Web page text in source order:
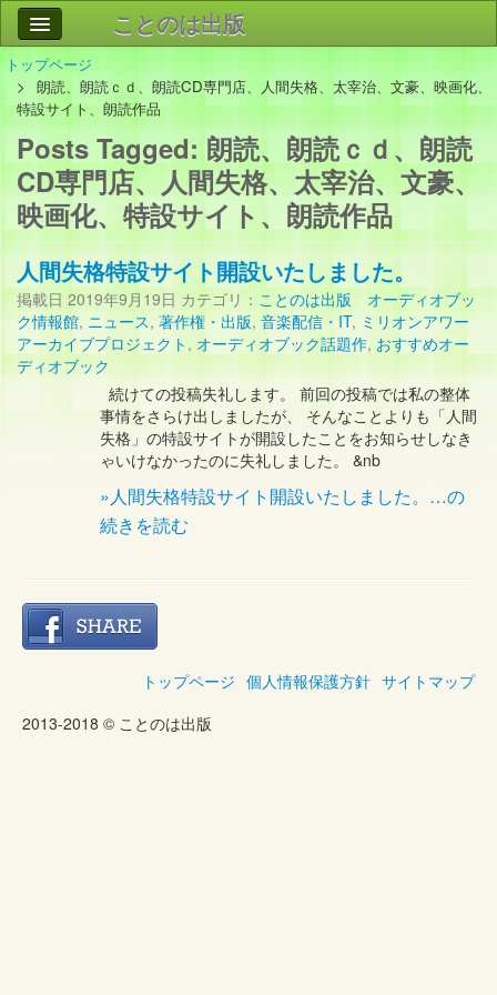
ことのは出版
会社情報
お問い合わせ
トップページ
朗読、朗読ｃｄ、朗読CD専門店、人間失格、太宰治、文豪、映画化、
特設サイト、朗読作品
Posts Tagged: 朗読、朗読ｃｄ、朗読
CD専門店、人間失格、太宰治、文豪、
映画化、特設サイト、朗読作品
人間失格特設サイト開設いたしました。
掲載日 2019年9月19日 カテゴリ： ことのは出版 オーディオブッ
ク情報館, ニュース, 著作権・出版, 音楽配信・IT, ミリオンアワー
アーカイブプロジェクト , オーディオブック話題作, おすすめオー
ディオブック
続けての投稿失礼します。 前回の投稿では私の整体
事情をさらけ出しましたが、 そんなことよりも「人間
失格」の特設サイトが開設したことをお知らせしなき
ゃいけなかったのに失礼しました。 &nb
»人間失格特設サイト開設いたしました。…の
続きを読む
トップページ 個人情報保護方針 サイトマップ
2013-2018 © ことのは出版